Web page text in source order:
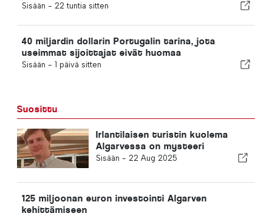
Sisään - 22 tuntia sitten
40 miljardin dollarin Portugalin tarina, jota
useimmat sijoittajat eivät huomaa
Sisään - 1 päivä sitten
Suosittu
Irlantilaisen turistin kuolema
Algarvessa on mysteeri
Sisään - 22 Aug 2025
125 miljoonan euron investointi Algarven
kehittämiseen